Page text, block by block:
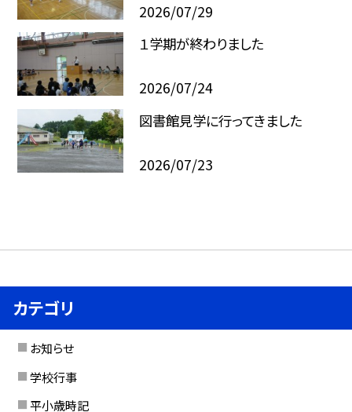
2026/07/29
１学期が終わりました
2026/07/24
図書館見学に行ってきました
2026/07/23
カテゴリ
お知らせ
学校行事
平小歳時記